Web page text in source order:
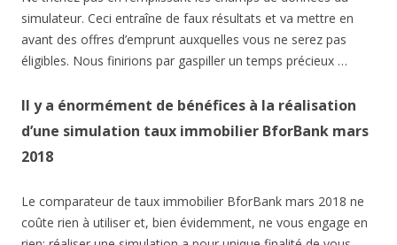
simulateur. Ceci entraîne de faux résultats et va mettre en
avant des offres d’emprunt auxquelles vous ne serez pas
éligibles. Nous finirions par gaspiller un temps précieux …
Il y a énormément de bénéfices à la réalisation
d’une simulation taux immobilier BforBank mars
2018
Le comparateur de taux immobilier BforBank mars 2018 ne
coûte rien à utiliser et, bien évidemment, ne vous engage en